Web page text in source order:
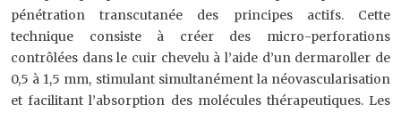
pénétration transcutanée des principes actifs. Cette
technique consiste à créer des micro-perforations
contrôlées dans le cuir chevelu à l’aide d’un dermaroller de
0,5 à 1,5 mm, stimulant simultanément la néovascularisation
et facilitant l’absorption des molécules thérapeutiques. Les